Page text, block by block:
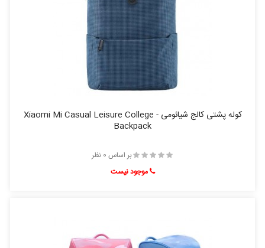
کوله پشتی کالج شیائومی - Xiaomi Mi Casual Leisure College
Backpack
بر اساس 0 نظر
موجود نیست